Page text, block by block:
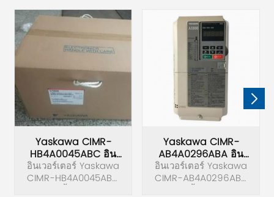
Yaskawa CIMR-
HB4A0045ABC อิน
เวอร์เตอร์
อินเวอร์เตอร์ Yaskawa
CIMR-HB4A0045ABC
Yaskawa CIMR-
AB4A0296ABA อิน
เวอร์เตอร์
อินเวอร์เตอร์ Yaskawa
CIMR-AB4A0296ABA